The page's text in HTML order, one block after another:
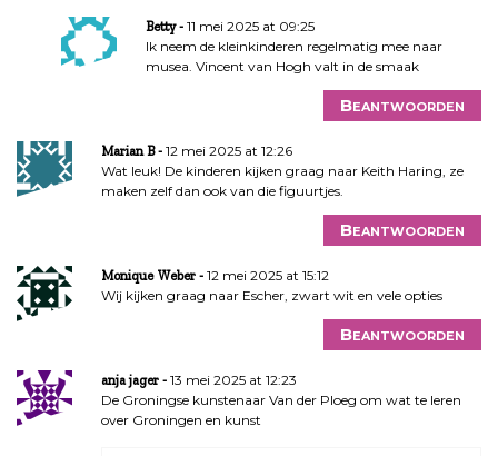
Betty
11 mei 2025 at 09:25
Ik neem de kleinkinderen regelmatig mee naar
musea. Vincent van Hogh valt in de smaak
Beantwoorden
Marian B
12 mei 2025 at 12:26
Wat leuk! De kinderen kijken graag naar Keith Haring, ze
maken zelf dan ook van die figuurtjes.
Beantwoorden
Monique Weber
12 mei 2025 at 15:12
Wij kijken graag naar Escher, zwart wit en vele opties
Beantwoorden
anja jager
13 mei 2025 at 12:23
De Groningse kunstenaar Van der Ploeg om wat te leren
over Groningen en kunst